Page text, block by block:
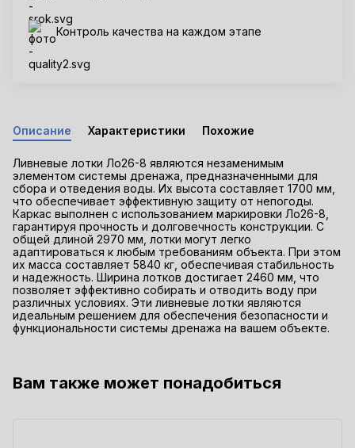
Контроль качества на каждом этапе
Описание Характеристики Похожие
Ливневые лотки Ло26-8 являются незаменимым
элементом системы дренажа, предназначенными для
сбора и отведения воды. Их высота составляет 1700 мм,
что обеспечивает эффективную защиту от непогоды.
Каркас выполнен с использованием маркировки Ло26-8,
гарантируя прочность и долговечность конструкции. С
общей длиной 2970 мм, лотки могут легко
адаптироваться к любым требованиям объекта. При этом
их масса составляет 5840 кг, обеспечивая стабильность
и надежность. Ширина лотков достигает 2460 мм, что
позволяет эффективно собирать и отводить воду при
различных условиях. Эти ливневые лотки являются
идеальным решением для обеспечения безопасности и
функциональности системы дренажа на вашем объекте.
Вам также может понадобиться